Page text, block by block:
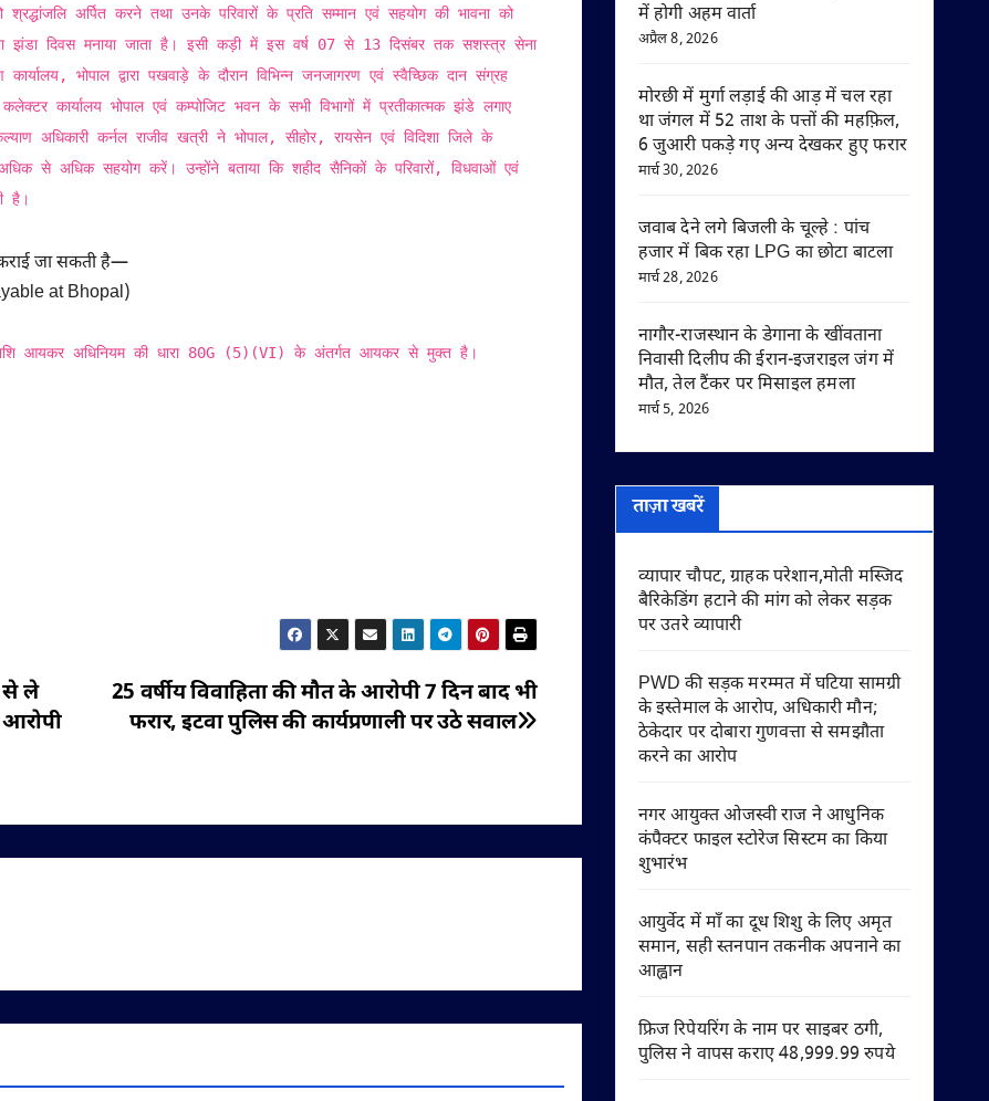
अर्पित करने तथा उनके परिवारों के प्रति सम्मान एवं सहयोग की भावना को
झंडा दिवस मनाया जाता है। इसी कड़ी में इस वर्ष 07 से 13 दिसंबर तक सशस्त्र सेना
भोपाल द्वारा पखवाड़े के दौरान विभिन्न जनजागरण एवं स्वैच्छिक दान संग्रह
कार्यालय भोपाल एवं कम्पोजिट भवन के सभी विभागों में प्रतीकात्मक झंडे लगाए
अधिकारी कर्नल राजीव खत्री ने भोपाल, सीहोर, रायसेन एवं विदिशा जिले के
से अधिक सहयोग करें। उन्होंने बताया कि शहीद सैनिकों के परिवारों, विधवाओं एवं
है।
जा सकती है—
at Bhopal)
आयकर अधिनियम की धारा 80G (5)(VI) के अंतर्गत आयकर से मुक्त है।
25 वर्षीय विवाहिता की मौत के आरोपी 7 दिन बाद भी
फरार, इटवा पुलिस की कार्यप्रणाली पर उठे सवाल
से ले
में होगी अहम वार्ता
अप्रैल 8, 2026
मोरछी में मुर्गा लड़ाई की आड़ में चल रहा
था जंगल में 52 ताश के पत्तों की महफ़िल,
6 जुआरी पकड़े गए अन्य देखकर हुए फरार
मार्च 30, 2026
जवाब देने लगे बिजली के चूल्हे : पांच
हजार में बिक रहा LPG का छोटा बाटला
मार्च 28, 2026
नागौर-राजस्थान के डेगाना के खींवताना
निवासी दिलीप की ईरान-इजराइल जंग में
मौत, तेल टैंकर पर मिसाइल हमला
मार्च 5, 2026
ताज़ा खबरें
व्यापार चौपट, ग्राहक परेशान,मोती मस्जिद
बैरिकेडिंग हटाने की मांग को लेकर सड़क
पर उतरे व्यापारी
PWD की सड़क मरम्मत में घटिया सामग्री
के इस्तेमाल के आरोप, अधिकारी मौन;
ठेकेदार पर दोबारा गुणवत्ता से समझौता
करने का आरोप
नगर आयुक्त ओजस्वी राज ने आधुनिक
कंपैक्टर फाइल स्टोरेज सिस्टम का किया
शुभारंभ
आयुर्वेद में माँ का दूध शिशु के लिए अमृत
समान, सही स्तनपान तकनीक अपनाने का
आह्वान
फ्रिज रिपेयरिंग के नाम पर साइबर ठगी,
पुलिस ने वापस कराए 48,999.99 रुपये